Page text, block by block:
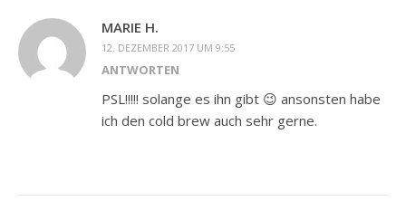
MARIE H.
12. DEZEMBER 2017 UM 9:55
ANTWORTEN
PSL!!!!! solange es ihn gibt 😉 ansonsten habe
ich den cold brew auch sehr gerne.